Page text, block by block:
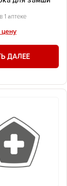
1 аптеке
цену
ДАЛЕЕ